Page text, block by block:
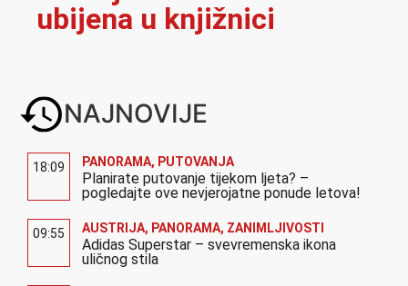
ubijena u knjižnici
NAJNOVIJE
18:09 PANORAMA, PUTOVANJA
Planirate putovanje tijekom ljeta? –
pogledajte ove nevjerojatne ponude letova!
09:55 AUSTRIJA, PANORAMA, ZANIMLJIVOSTI
Adidas Superstar – svevremenska ikona
uličnog stila